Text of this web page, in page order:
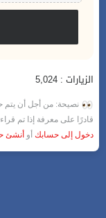
الزيارات : 5,024
نصيحة: من أجل أن يتم
قادرًا على معرفة إذا تم
دخول إلى حسابك أو أنشئ